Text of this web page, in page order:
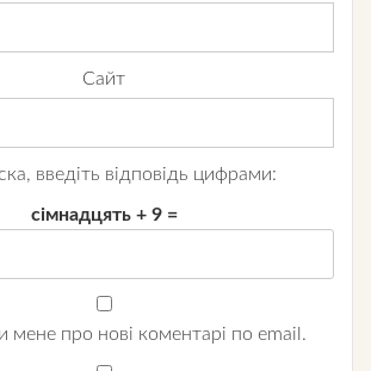
Сайт
введіть відповідь цифрами:
сімнадцять + 9 =
мене про нові коментарі по email.